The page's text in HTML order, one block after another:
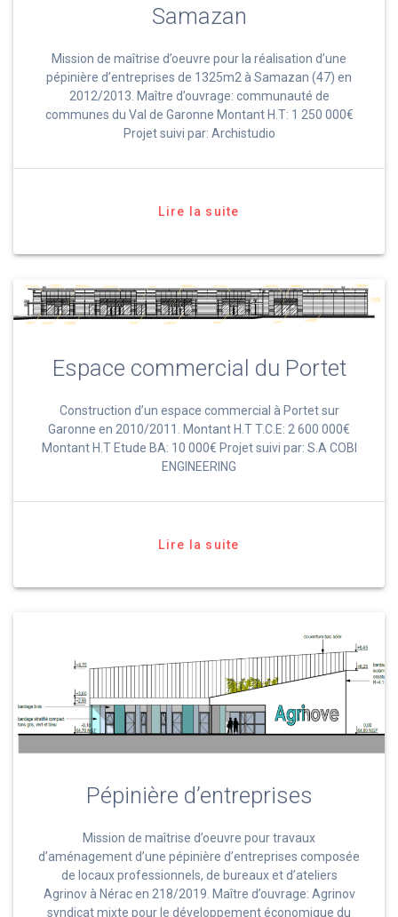
Samazan
Mission de maîtrise d’oeuvre pour la réalisation d’une
pépinière d’entreprises de 1325m2 à Samazan (47) en
2012/2013. Maître d’ouvrage: communauté de
communes du Val de Garonne Montant H.T: 1 250 000€
Projet suivi par: Archistudio
Lire la suite
Espace commercial du Portet
Construction d’un espace commercial à Portet sur
Garonne en 2010/2011. Montant H.T T.C.E: 2 600 000€
Montant H.T Etude BA: 10 000€ Projet suivi par: S.A COBI
ENGINEERING
Lire la suite
Pépinière d’entreprises
Mission de maîtrise d’oeuvre pour travaux
d’aménagement d’une pépinière d’entreprises composée
de locaux professionnels, de bureaux et d’ateliers
Agrinov à Nérac en 218/2019. Maître d’ouvrage: Agrinov
syndicat mixte pour le développement économique du